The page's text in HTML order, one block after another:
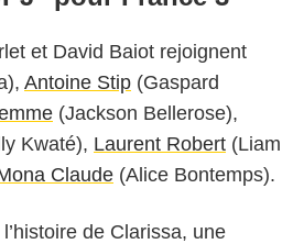
et David Baiot rejoignent
Antoine Stip (Gaspard
(Jackson Bellerose),
Kwaté), Laurent Robert (Liam
Claude (Alice Bontemps).
de Clarissa, une